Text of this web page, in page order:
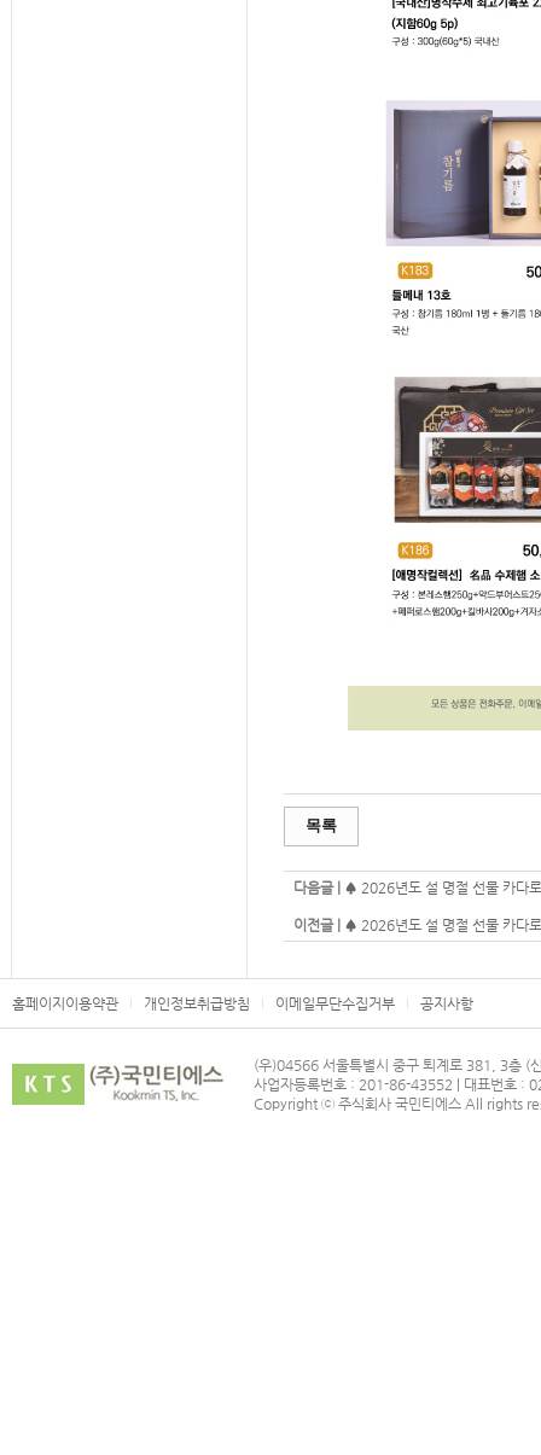
목록
다음글 | ♠ 2026년도 설 명절 선물 카다
이전글 | ♠ 2026년도 설 명절 선물 카다
홈페이지이용약관 개인정보취급방침 이메일무단수집거부 공지사항
(우)04566 서울특별시 중구 퇴계로 381, 3층 (
사업자등록번호 : 201-86-43552 | 대표번호 :
Copyright ⓒ 주식회사 국민티에스 All rights